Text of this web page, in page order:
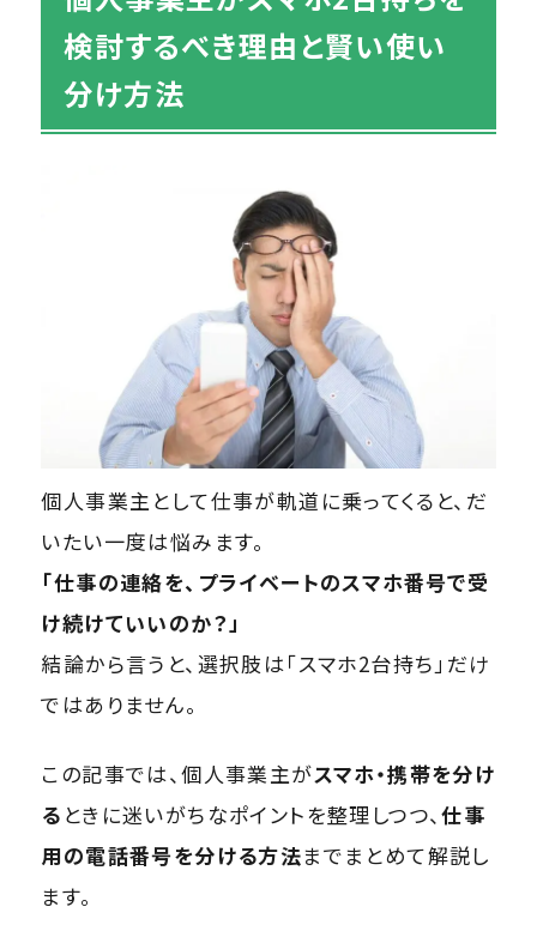
検討するべき理由と賢い使い
分け方法
個人事業主として仕事が軌道に乗ってくると、だ
いたい一度は悩みます。
「仕事の連絡を、プライベートのスマホ番号で受
け続けていいのか？」
結論から言うと、選択肢は「スマホ2台持ち」だけ
ではありません。
この記事では、個人事業主がスマホ・携帯を分け
る ときに迷いがちなポイントを整理しつつ、仕事
用の電話番号を分ける方法までまとめて解説し
ます。